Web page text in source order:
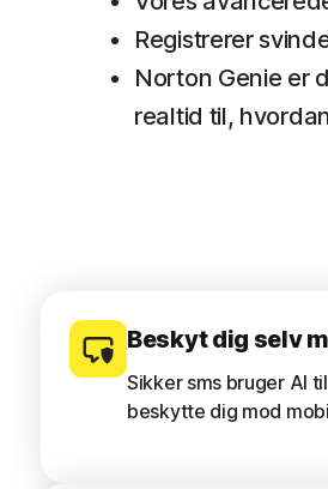
Registrerer
Norton Genie er
realtid til,
Beskyt dig selv
Sikker sms bruger AI
beskytte dig mod